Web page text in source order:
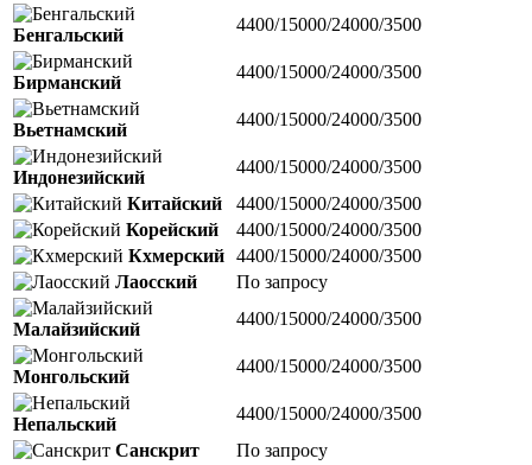
Бенгальский
4400/15000/24000/3500
Бирманский
4400/15000/24000/3500
Вьетнамский
4400/15000/24000/3500
Индонезийский
4400/15000/24000/3500
Китайский
4400/15000/24000/3500
Корейский
4400/15000/24000/3500
Кхмерский 4400/15000/24000/3500
Лаосский
По запросу
Малайзийский
4400/15000/24000/3500
Монгольский
4400/15000/24000/3500
Непальский
4400/15000/24000/3500
Санскрит
По запросу